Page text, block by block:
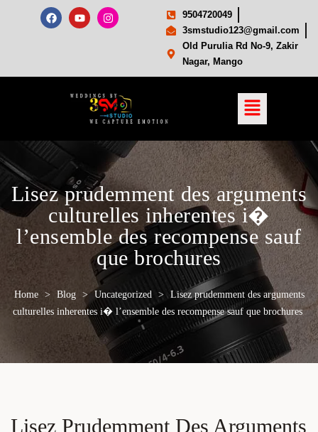
9504720049
3smstudio123@gmail.com
Old Purulia Rd No-9, Zakir
Nagar, Mango
Lisez prudemment des arguments
culturelles inherentes i�
l’ensemble des recompense sauf
que brochures
Home > Blog > Uncategorized > Lisez prudemment des arguments
culturelles inherentes i� l’ensemble des recompense sauf que brochures
Lisez Prudemment Des Arguments